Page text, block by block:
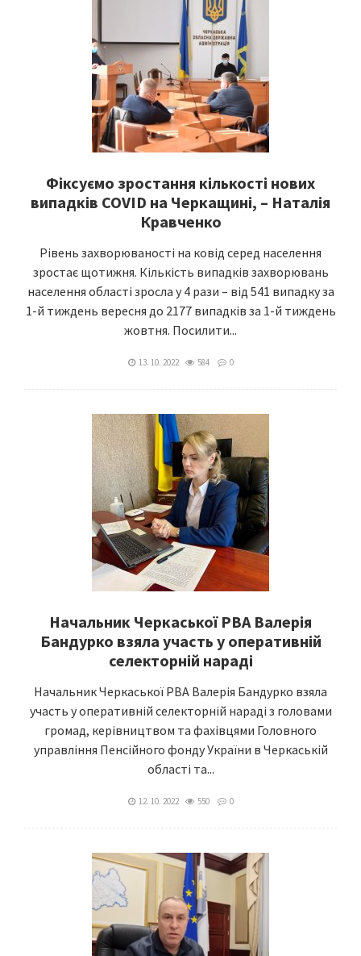
Фіксуємо зростання кількості нових
випадків COVID на Черкащині, – Наталія
Кравченко
Рівень захворюваності на ковід серед населення
зростає щотижня. Кількість випадків захворювань
населення області зросла у 4 рази – від 541 випадку за
1-й тиждень вересня до 2177 випадків за 1-й тиждень
жовтня. Посилити...
13. 10. 2022 584 0
Начальник Черкаської РВА Валерія
Бандурко взяла участь у оперативній
селекторній нараді
Начальник Черкаської РВА Валерія Бандурко взяла
участь у оперативній селекторній нараді з головами
громад, керівництвом та фахівцями Головного
управління Пенсійного фонду України в Черкаській
області та...
12. 10. 2022 550 0